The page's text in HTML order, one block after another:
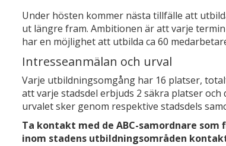
Under hösten kommer nästa tillfälle att
ut längre fram. Ambitionen är att varje
har en möjlighet att utbilda ca 60
Intresseanmälan och urval
Varje utbildningsomgång har 16 platser,
att varje stadsdel erbjuds 2 säkra platser
urvalet sker genom respektive stadsdels
Ta kontakt med de ABC-samordnare
inom stadens utbildningsområden